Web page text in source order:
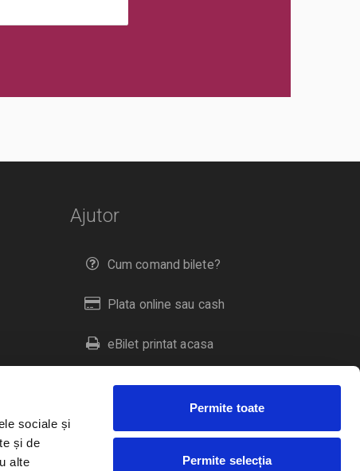
sociale și
și de
alte
Permite toate
Permite selecția
Ajutor
Cum comand bilete?
Plata online sau cash
eBilet printat acasa
Livrare prin curier
Duplicare bilete